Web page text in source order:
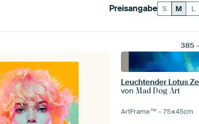
Preisangabe S M L
385-
Leuchtender Lotus
vonMad Dog Art
ArtFrame™ –75×45cm